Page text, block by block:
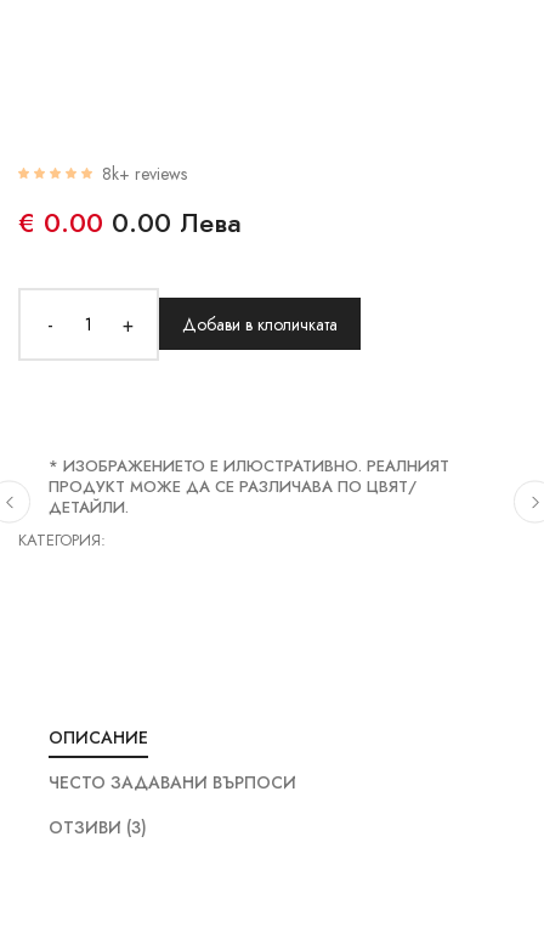
8k+ reviews
€ 0.00 0.00 Лева
- + Добави в клоличката
* ИЗОБРАЖЕНИЕТО Е ИЛЮСТРАТИВНО. РЕАЛНИЯТ
ПРОДУКТ МОЖЕ ДА СЕ РАЗЛИЧАВА ПО ЦВЯТ/
ДЕТАЙЛИ.
КАТЕГОРИЯ:
ОПИСАНИЕ
ЧЕСТО ЗАДАВАНИ ВЪРПОСИ
ОТЗИВИ (3)